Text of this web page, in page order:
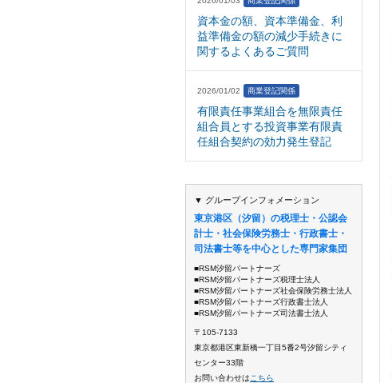
資本金の額、資本準備金、利
益準備金の額の減少手続きに
関するよくあるご質問
2026/01/02 商業登記関係
有限責任事業組合を無限責任
組合員とする投資事業有限責
任組合契約の効力発生登記
▼ グループインフォメーション
東京港区（汐留）の税理士・公認会
計士・社会保険労務士・行政書士・
司法書士等を中心とした専門家集団
■RSM汐留パートナーズ
■RSM汐留パートナーズ税理士法人
■RSM汐留パートナーズ社会保険労務士法人
■RSM汐留パートナーズ行政書士法人
■RSM汐留パートナーズ司法書士法人
〒105-7133
東京都港区東新橋一丁目5番2号汐留シティ
センター33階
お問い合わせは こちら